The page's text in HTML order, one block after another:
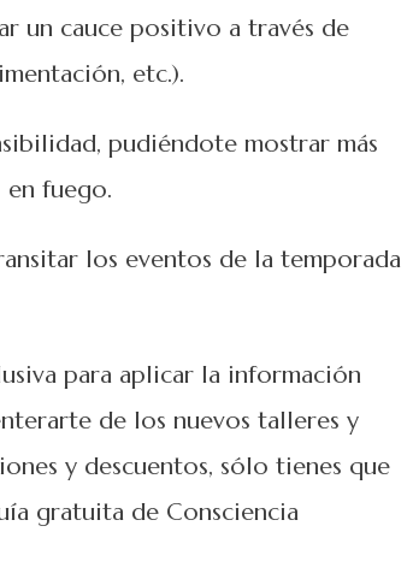
un cauce positivo a través de
etc.).
pudiéndote mostrar más
fuego.
los eventos de la temporada
para aplicar la información
de los nuevos talleres y
y descuentos, sólo tienes que
gratuita de Consciencia